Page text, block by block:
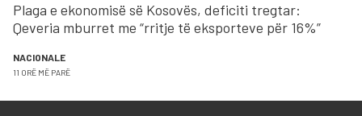
Plaga e ekonomisë së Kosovës, deficiti tregtar:
Qeveria mburret me “rritje të eksporteve për 16%”
NACIONALE
11 ORË MË PARË